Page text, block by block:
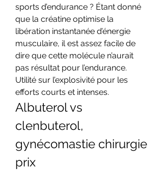
sports d’endurance ? Étant donné
que la créatine optimise la
libération instantanée d’énergie
musculaire, il est assez facile de
dire que cette molécule n’aurait
pas résultat pour l’endurance.
Utilité sur l’explosivité pour les
efforts courts et intenses.
Albuterol vs
clenbuterol,
gynécomastie chirurgie
prix